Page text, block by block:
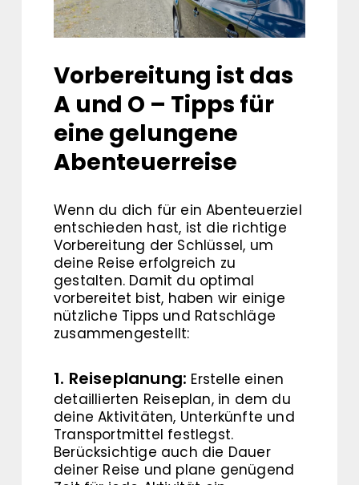
Vorbereitung ist das
A und O – Tipps für
eine gelungene
Abenteuerreise
Wenn du dich für ein Abenteuerziel
entschieden hast, ist die richtige
Vorbereitung der Schlüssel, um
deine Reise erfolgreich zu
gestalten. Damit du optimal
vorbereitet bist, haben wir einige
nützliche Tipps und Ratschläge
zusammengestellt:
1. Reiseplanung: Erstelle einen
detaillierten Reiseplan, in dem du
deine Aktivitäten, Unterkünfte und
Transportmittel festlegst.
Berücksichtige auch die Dauer
deiner Reise und plane genügend